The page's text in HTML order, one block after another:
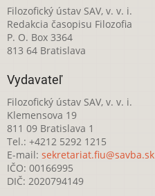
Filozofický ústav SAV, v. v. i.
Redakcia časopisu Filozofia
P. O. Box 3364
813 64 Bratislava
Vydavateľ
Filozofický ústav SAV, v. v. i.
Klemensova 19
811 09 Bratislava 1
Tel.: +4212 5292 1215
E-mail: sekretariat.fiu@savba.sk
IČO: 00166995
DIČ: 2020794149